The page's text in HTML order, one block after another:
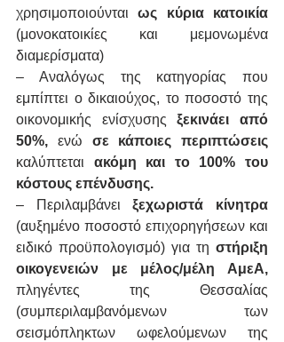
χρησιμοποιούνται ως κύρια κατοικία
(μονοκατοικίες και μεμονωμένα
διαμερίσματα)
– Αναλόγως της κατηγορίας που
εμπίπτει ο δικαιούχος, το ποσοστό της
οικονομικής ενίσχυσης ξεκινάει από
50%, ενώ σε κάποιες περιπτώσεις
καλύπτεται ακόμη και το 100% του
κόστους επένδυσης.
– Περιλαμβάνει ξεχωριστά κίνητρα
(αυξημένο ποσοστό επιχορηγήσεων και
ειδικό προϋπολογισμό) για τη στήριξη
οικογενειών με μέλος/μέλη ΑμεΑ,
πληγέντες της Θεσσαλίας
(συμπεριλαμβανόμενων των
σεισμόπληκτων ωφελούμενων της